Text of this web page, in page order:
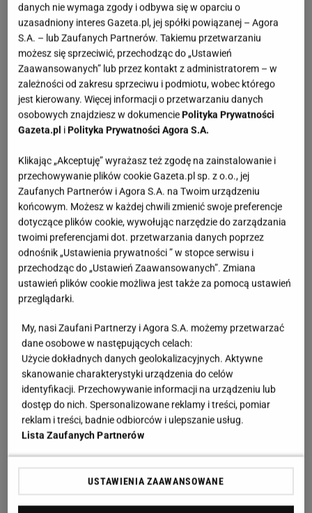
danych nie wymaga zgody i odbywa się w oparciu o
uzasadniony interes Gazeta.pl, jej spółki powiązanej – Agora
S.A. – lub Zaufanych Partnerów. Takiemu przetwarzaniu
możesz się sprzeciwić, przechodząc do „Ustawień
Zaawansowanych” lub przez kontakt z administratorem – w
zależności od zakresu sprzeciwu i podmiotu, wobec którego
jest kierowany. Więcej informacji o przetwarzaniu danych
osobowych znajdziesz w dokumenciePolityka Prywatności
Gazeta.pl iPolityka Prywatności Agora S.A.
Klikając „Akceptuję” wyrażasz też zgodę na zainstalowanie i
przechowywanie plików cookie Gazeta.pl sp. z o.o., jej
Zaufanych Partnerów i Agora S.A. na Twoim urządzeniu
końcowym. Możesz w każdej chwili zmienić swoje preferencje
dotyczące plików cookie, wywołując narzędzie do zarządzania
twoimi preferencjami dot. przetwarzania danych poprzez
odnośnik „Ustawienia prywatności ” w stopce serwisu i
przechodząc do „Ustawień Zaawansowanych”. Zmiana
ustawień plików cookie możliwa jest także za pomocą ustawień
przeglądarki.
My, nasi Zaufani Partnerzy i Agora S.A. możemy przetwarzać
dane osobowe w następujących celach:
Użycie dokładnych danych geolokalizacyjnych. Aktywne
skanowanie charakterystyki urządzenia do celów
identyfikacji. Przechowywanie informacji na urządzeniu lub
dostęp do nich. Spersonalizowane reklamy i treści, pomiar
reklam i treści, badnie odbiorców i ulepszanie usług.
Lista Zaufanych Partnerów
USTAWIENIA ZAAWANSOWANE